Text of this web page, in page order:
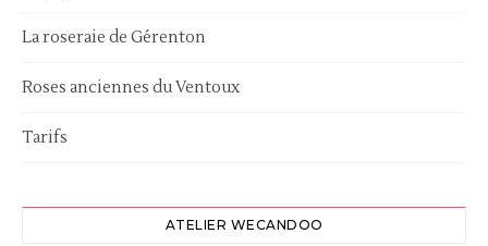
La roseraie de Gérenton
Roses anciennes du Ventoux
Tarifs
ATELIER WECANDOO